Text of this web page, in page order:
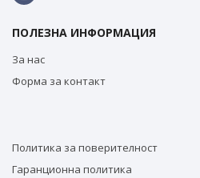
ПОЛЕЗНА ИНФОРМАЦИЯ
За нас
Форма за контакт
Политика за поверителност
Гаранционна политика